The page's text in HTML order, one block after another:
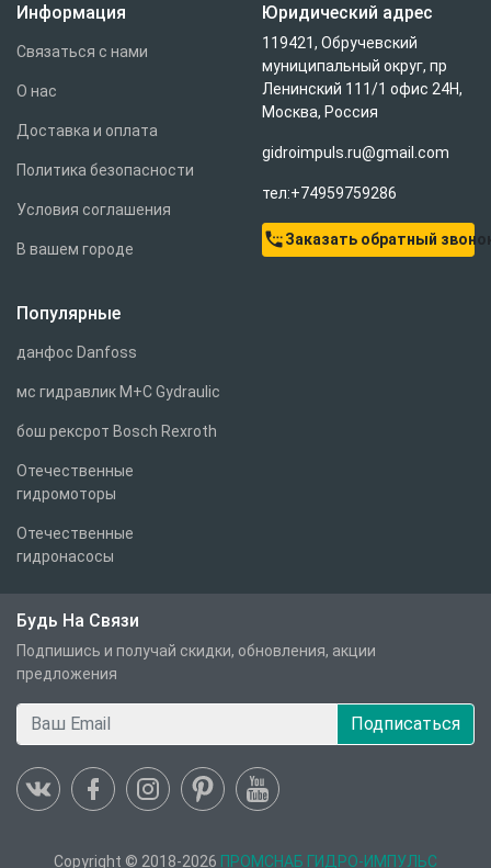
Информация
Связаться с нами
О нас
Доставка и оплата
Политика безопасности
Условия соглашения
В вашем городе
Юридический адрес
119421, Обручевский
муниципальный округ, пр
Ленинский 111/1 офис 24Н,
Москва, Россия
gidroimpuls.ru@gmail.com
тел:+74959759286
settings_phoneЗаказать обратный
Популярные
данфос Danfoss
мс гидравлик M+C Gydraulic
бош рексрот Bosch Rexroth
Отечественные
гидромоторы
Отечественные
гидронасосы
Будь На Связи
Подпишись и получай скидки, обновления, акции
предложения
Подписаться
Copyright © 2018-2026 ПРОМСНАБ ГИДРО-ИМПУЛЬС